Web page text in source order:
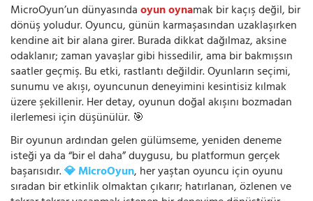
MicroOyun’un dünyasındaoyun oynamak bir kaçış değil, bir
dönüş yoludur. Oyuncu, günün karmaşasından uzaklaşırken
kendine ait bir alana girer. Burada dikkat dağılmaz, aksine
odaklanır; zaman yavaşlar gibi hissedilir, ama bir bakmışsın
saatler geçmiş. Bu etki, rastlantı değildir. Oyunların seçimi,
sunumu ve akışı, oyuncunun deneyimini kesintisiz kılmak
üzere şekillenir. Her detay, oyunun doğal akışını bozmadan
ilerlemesi için düşünülür. 🎯
Bir oyunun ardından gelen gülümseme, yeniden deneme
isteği ya da “bir el daha” duygusu, bu platformun gerçek
başarısıdır.💎 MicroOyun, her yaştan oyuncu için oyunu
sıradan bir etkinlik olmaktan çıkarır; hatırlanan, özlenen ve